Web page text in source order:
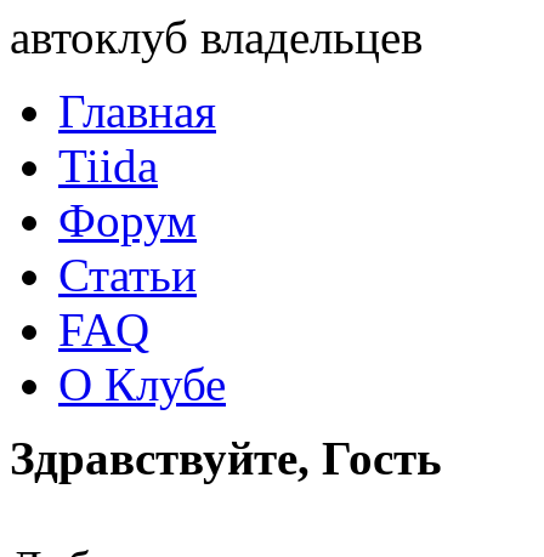
автоклуб владельцев
Главная
Tiida
Форум
Статьи
FAQ
О Клубе
Здравствуйте, Гость